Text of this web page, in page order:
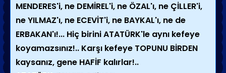
MENDERES'i, ne DEMİREL'i, ne ÖZAL'ı, ne ÇİLLER'i,
ne YILMAZ'ı, ne ECEVİT'i, ne BAYKAL'ı, ne de
ERBAKAN'ı!... Hiç birini ATATÜRK'le aynı kefeye
koyamazsınız!.. Karşı kefeye TOPUNU BİRDEN
kaysanız, gene HAFİF kalırlar!..